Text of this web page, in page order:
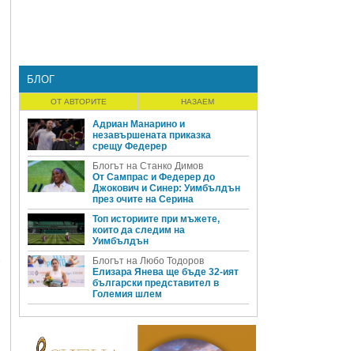
БЛОГ
ОТ АВТОРИТЕ НАЗАЕМ
Адриан Манарино и
незавършената приказка
срещу Федерер
Блогът на Станко Димов
От Сампрас и Федерер до
Джокович и Синер: Уимбълдън
през очите на Серина
Топ историите при мъжете,
които да следим на
Уимбълдън
Блогът на Любо Тодоров
Елизара Янева ще бъде 32-ият
български представител в
Големия шлем